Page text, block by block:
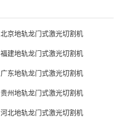
北京地轨龙门式激光切割机
福建地轨龙门式激光切割机
广东地轨龙门式激光切割机
贵州地轨龙门式激光切割机
河北地轨龙门式激光切割机